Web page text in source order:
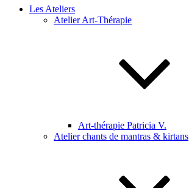
Les Ateliers
Atelier Art-Thérapie
Art-thérapie Patricia V.
Atelier chants de mantras & kirtans